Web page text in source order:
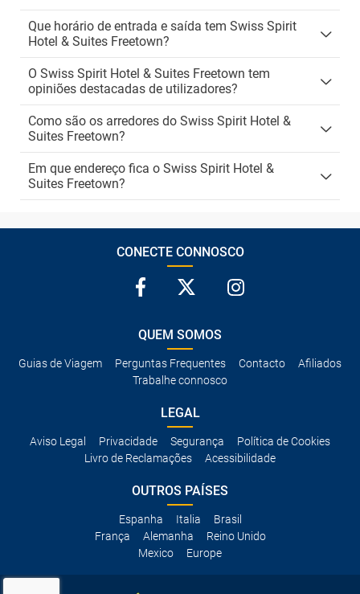
Que horário de entrada e saída tem Swiss Spirit
Hotel & Suites Freetown?
O Swiss Spirit Hotel & Suites Freetown tem
opiniões destacadas de utilizadores?
Como são os arredores do Swiss Spirit Hotel &
Suites Freetown?
Em que endereço fica o Swiss Spirit Hotel &
Suites Freetown?
CONECTE CONNOSCO
QUEM SOMOS
Guias de Viagem Perguntas Frequentes Contacto
Afiliados
Trabalhe connosco
LEGAL
Aviso Legal Privacidade Segurança
Política de Cookies
Livro de Reclamações
Acessibilidade
OUTROS PAÍSES
Espanha Italia
Brasil
França
Alemanha
Reino Unido
Mexico
Europe